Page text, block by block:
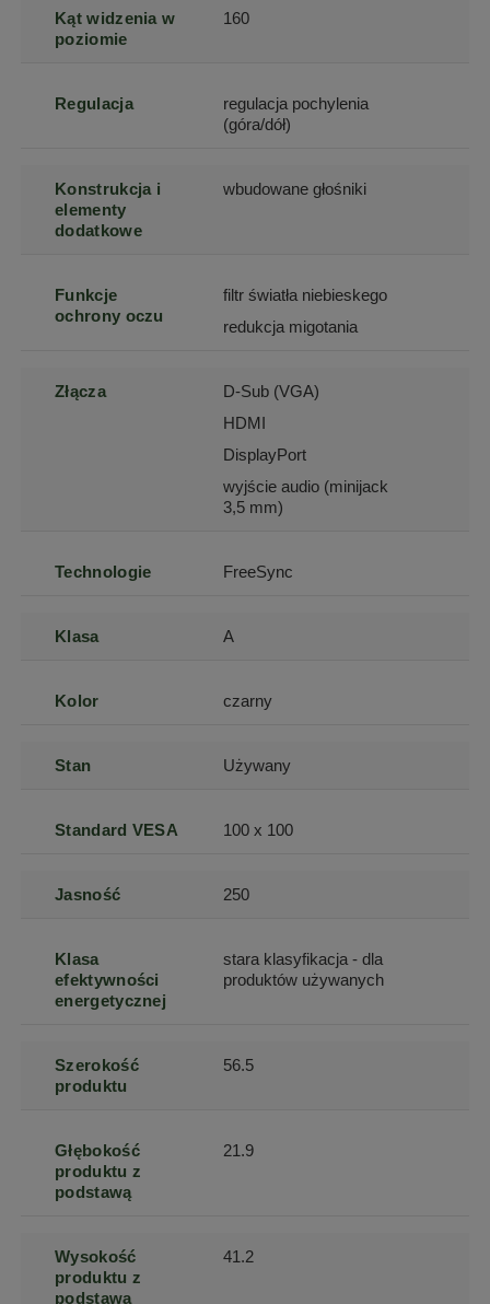
Kąt widzenia w
poziomie
160
Regulacja
regulacja pochylenia
(góra/dół)
Konstrukcja i
elementy
dodatkowe
wbudowane głośniki
Funkcje
ochrony oczu
filtr światła niebieskego
redukcja migotania
Złącza
D-Sub (VGA)
HDMI
DisplayPort
wyjście audio (minijack
3,5 mm)
Technologie FreeSync
Klasa A
Kolor czarny
Stan Używany
Standard VESA 100 x 100
Jasność 250
Klasa
efektywności
energetycznej
stara klasyfikacja - dla
produktów używanych
Szerokość
produktu
56.5
Głębokość
produktu z
podstawą
21.9
Wysokość
produktu z
podstawą
41.2